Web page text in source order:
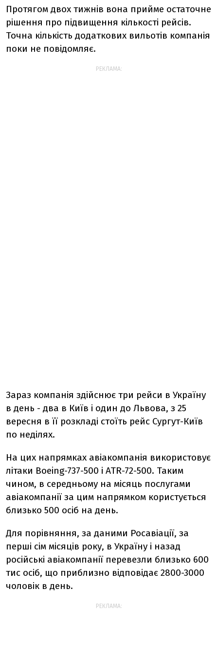
Протягом двох тижнів вона прийме остаточне
рішення про підвищення кількості рейсів.
Точна кількість додаткових вильотів компанія
поки не повідомляє.
РЕКЛАМА:
Зараз компанія здійснює три рейси в Україну
в день - два в Київ і один до Львова, з 25
вересня в її розкладі стоїть рейс Сургут-Київ
по неділях.
На цих напрямках авіакомпанія використовує
літаки Boeing-737-500 і ATR-72-500. Таким
чином, в середньому на місяць послугами
авіакомпанії за цим напрямком користується
близько 500 осіб на день.
Для порівняння, за даними Росавіації, за
перші сім місяців року, в Україну і назад
російські авіакомпанії перевезли близько 600
тис осіб, що приблизно відповідає 2800-3000
чоловік в день.
РЕКЛАМА: